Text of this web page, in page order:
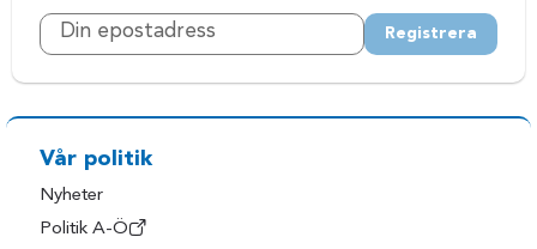
Registrera
Vår politik
Nyheter
Politik A-Ö